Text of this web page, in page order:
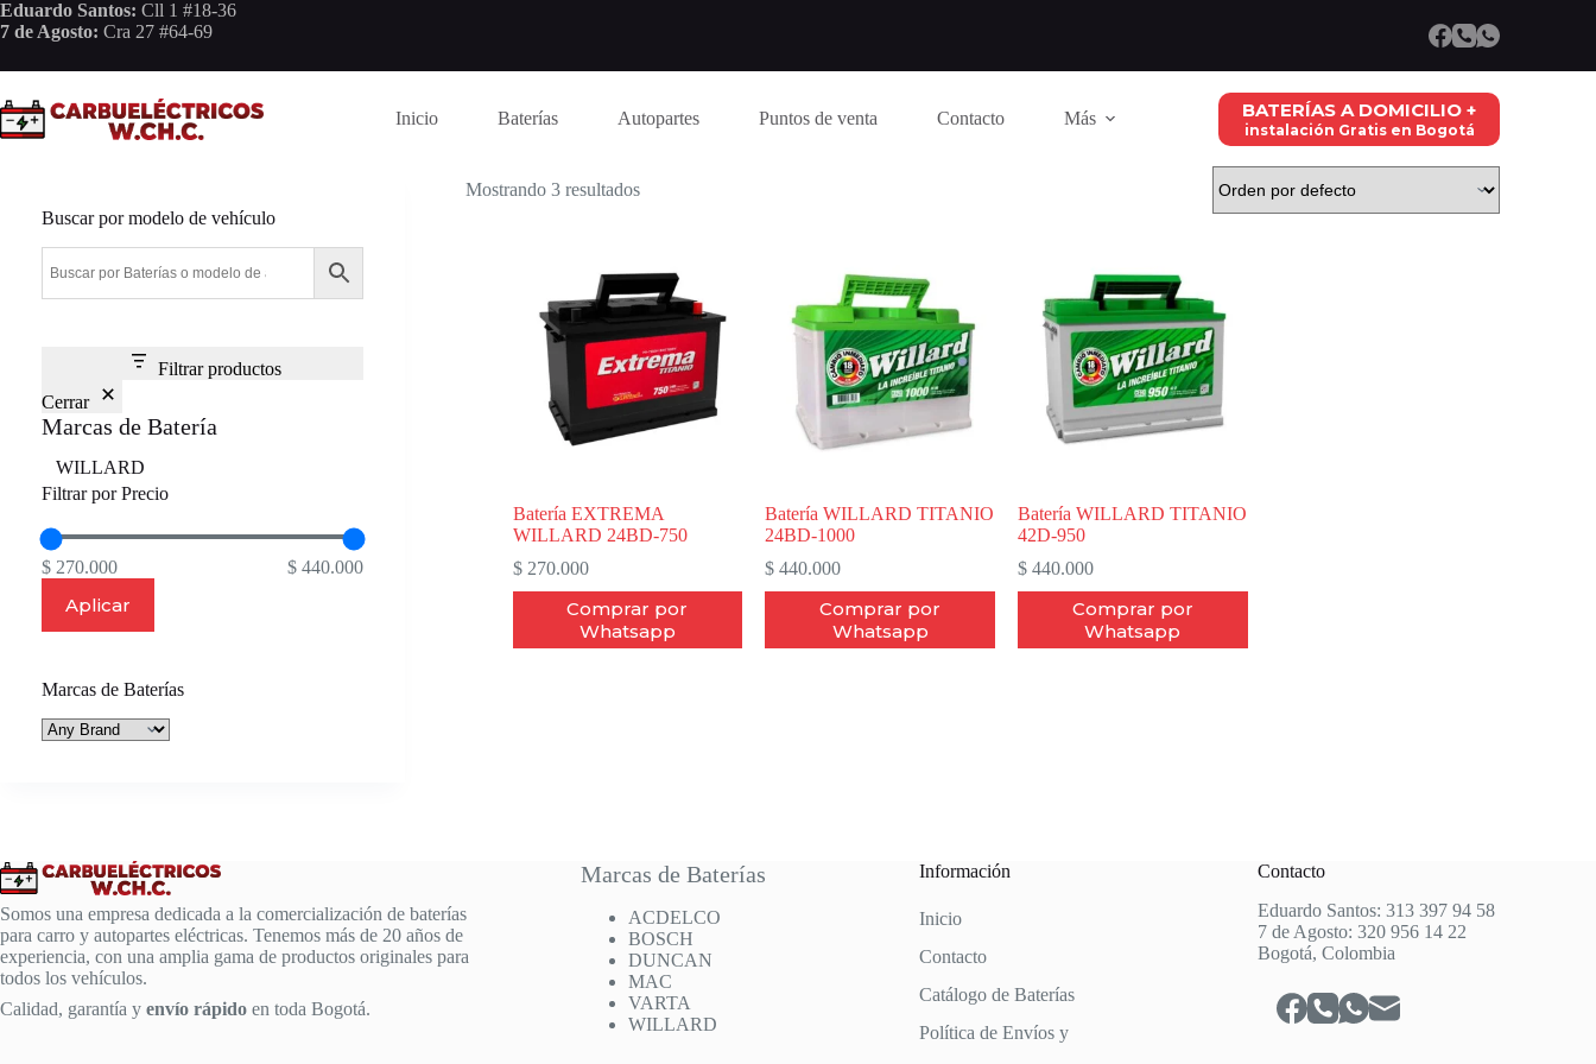
Saltar
al
Eduardo Santos: Cll 1 #18-36
7 de Agosto: Cra 27 #64-69
Inicio Baterías Autopartes Puntos de venta Contacto Más BATERÍAS A DOMICILIO +
instalación Gratis en Bogotá
Mostrando 3 resultados
Batería EXTREMA
WILLARD 24BD-750
$270.000
Comprar por
Whatsapp
Batería WILLARD TITANIO
24BD-1000
$ 440.000
Comprar por
Whatsapp
Batería WILLARD TITANIO
42D-950
$440.000
Comprar por
Whatsapp
Buscar por modelo de vehículo
Filtrar productos
Cerrar
Marcas de Batería
Marca
WILLARD
Filtrar por Precio
$ 270.000 $ 440.000
Aplicar
Marcas de Baterías
Somos una empresa dedicada a la comercialización de baterías
para carro y autopartes eléctricas. Tenemos más de 20 años de
experiencia, con una amplia gama de productos originales para
todos los vehículos.
Calidad, garantía y envío rápido en toda Bogotá.
Marcas de Baterías
ACDELCO
BOSCH
DUNCAN
MAC
VARTA
WILLARD
Información
Inicio
Contacto
Catálogo de Baterías
Política de Envíos y
Contacto
Eduardo Santos: 313 397 94 58
7 de Agosto: 320 956 14 22
Bogotá, Colombia